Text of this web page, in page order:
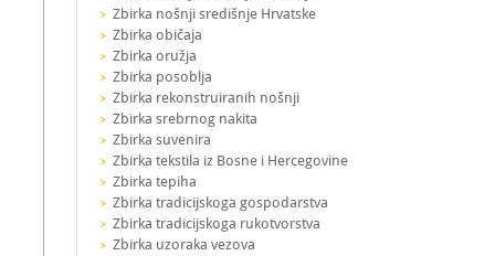
Zbirka nošnji središnje Hrvatske
Zbirka običaja
Zbirka oružja
Zbirka posoblja
Zbirka rekonstruiranih nošnji
Zbirka srebrnog nakita
Zbirka suvenira
Zbirka tekstila iz Bosne i Hercegovine
Zbirka tepiha
Zbirka tradicijskoga gospodarstva
Zbirka tradicijskoga rukotvorstva
Zbirka uzoraka vezova